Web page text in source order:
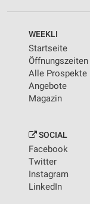
WEEKLI
Startseite
Öffnungszeiten
Alle Prospekte
Angebote
Magazin
SOCIAL
Facebook
Twitter
Instagram
LinkedIn